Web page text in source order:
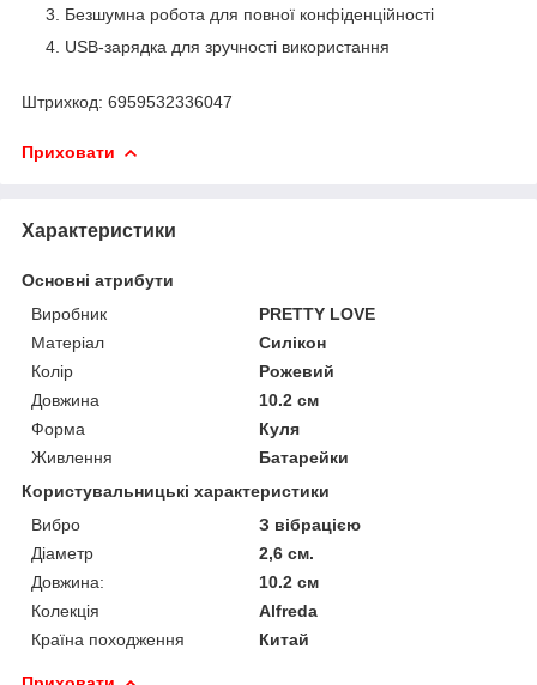
Безшумна робота для повної конфіденційності
USB-зарядка для зручності використання
Штрихкод: 6959532336047
Приховати
Характеристики
Основні атрибути
Виробник
PRETTY LOVE
Матеріал
Силікон
Колір
Рожевий
Довжина
10.2 см
Форма
Куля
Живлення
Батарейки
Користувальницькі характеристики
Вибро
З вібрацією
Діаметр
2,6 см.
Довжина:
10.2 см
Колекція
Alfreda
Країна походження
Китай